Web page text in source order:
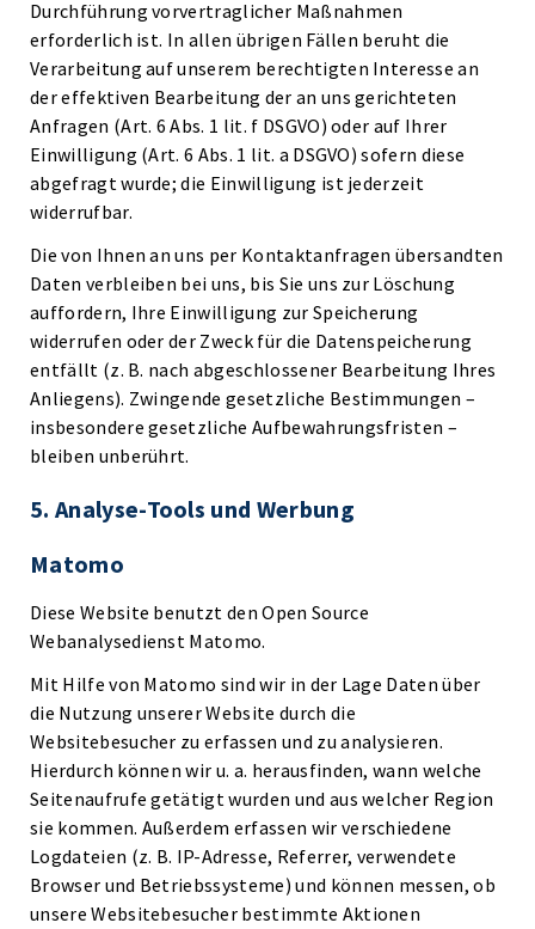
Durchführung vorvertraglicher Maßnahmen
erforderlich ist. In allen übrigen Fällen beruht die
Verarbeitung auf unserem berechtigten Interesse an
der effektiven Bearbeitung der an uns gerichteten
Anfragen (Art. 6 Abs. 1 lit. f DSGVO) oder auf Ihrer
Einwilligung (Art. 6 Abs. 1 lit. a DSGVO) sofern diese
abgefragt wurde; die Einwilligung ist jederzeit
widerrufbar.
Die von Ihnen an uns per Kontaktanfragen übersandten
Daten verbleiben bei uns, bis Sie uns zur Löschung
auffordern, Ihre Einwilligung zur Speicherung
widerrufen oder der Zweck für die Datenspeicherung
entfällt (z. B. nach abgeschlossener Bearbeitung Ihres
Anliegens). Zwingende gesetzliche Bestimmungen –
insbesondere gesetzliche Aufbewahrungsfristen –
bleiben unberührt.
5. Analyse-Tools und Werbung
Matomo
Diese Website benutzt den Open Source
Webanalysedienst Matomo.
Mit Hilfe von Matomo sind wir in der Lage Daten über
die Nutzung unserer Website durch die
Websitebesucher zu erfassen und zu analysieren.
Hierdurch können wir u. a. herausfinden, wann welche
Seitenaufrufe getätigt wurden und aus welcher Region
sie kommen. Außerdem erfassen wir verschiedene
Logdateien (z. B. IP-Adresse, Referrer, verwendete
Browser und Betriebssysteme) und können messen, ob
unsere Websitebesucher bestimmte Aktionen